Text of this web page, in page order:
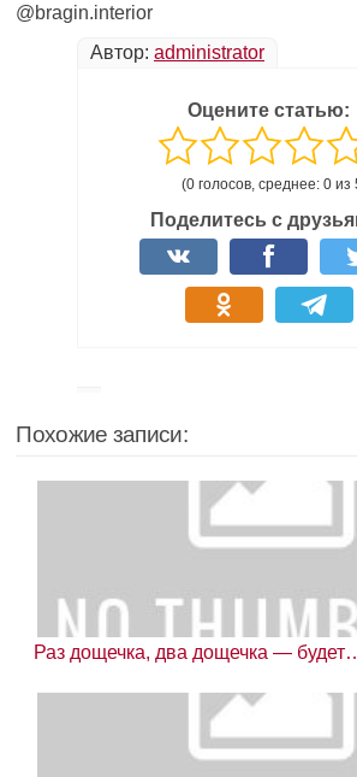
@bragin.interior
Автор: administrator
Оцените статью:
(0 голосов, среднее: 0 из
Поделитесь с
Похожие записи:
Раз дощечка, два дощечка —